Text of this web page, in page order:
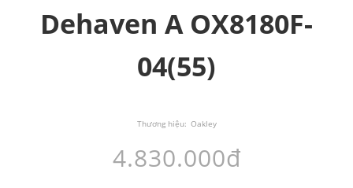
Dehaven A OX8180F-
04(55)
Thương hiệu: Oakley
4.830.000đ